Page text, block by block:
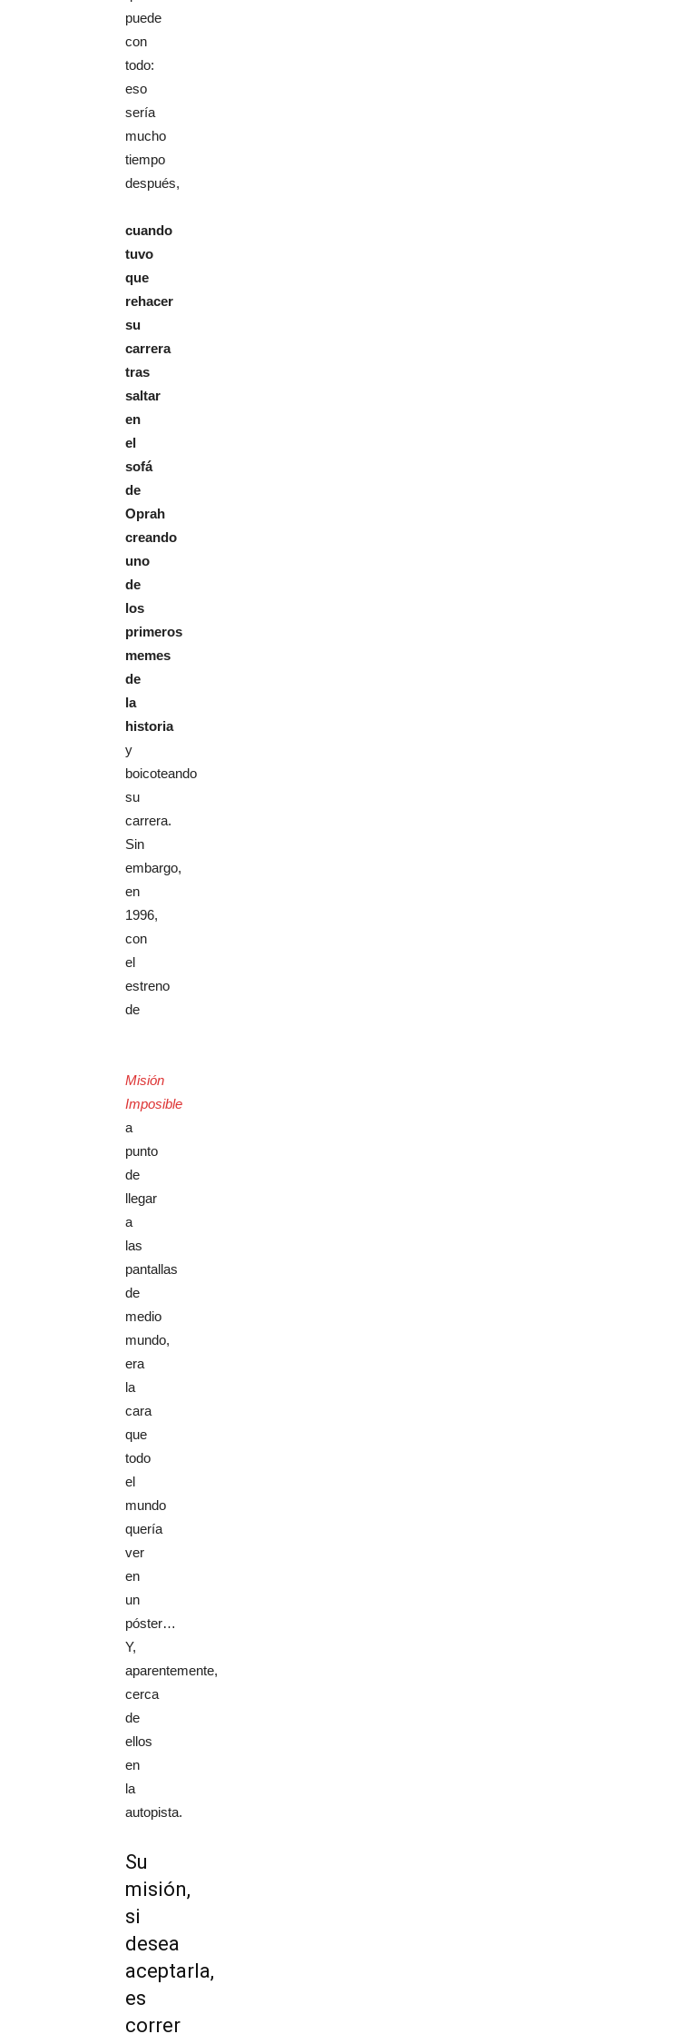
puede
con
todo:
eso
sería
mucho
tiempo
después,
cuando
tuvo
que
rehacer
su
carrera
tras
saltar
en
el
sofá
de
Oprah
creando
uno
de
los
primeros
memes
de
la
historia
y
boicoteando
su
carrera.
Sin
embargo,
en
1996,
con
el
estreno
de
Misión
Imposible
a
punto
de
llegar
a
las
pantallas
de
medio
mundo,
era
la
cara
que
todo
el
mundo
quería
ver
en
un
póster…
Y,
aparentemente,
cerca
de
ellos
en
la
autopista.
Su
misión,
si
desea
aceptarla,
es
correr